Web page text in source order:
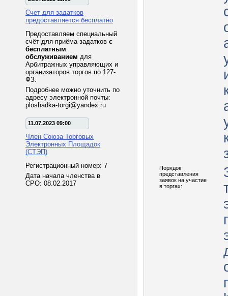
Счет для задатков
предоставляется бесплатно
Предоставляем специальный
счёт для приёма задатков с
бесплатным
обслуживанием для
Арбитражных управляющих и
организаторов торгов по 127-
ФЗ.
Подробнее можно уточнить по
адресу электронной почты:
ploshadka-torgi@yandex.ru
11.07.2023 09:00
Член Союза Торговых
Электронных Площадок
(СТЭП)
Регистрационный номер: 7
Дата начала членства в
СРО: 08.02.2017
Порядок
представления
заявок на участие
в торгах: